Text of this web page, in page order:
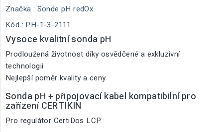
Značka : Sonde pH redOx
Kód : PH-1-3-2111
Vysoce kvalitní sonda pH
Prodloužená životnost díky osvědčené a exkluzivní
technologii
Nejlepší poměr kvality a ceny
Sonda pH + připojovací kabel kompatibilní pro
zařízení CERTIKIN
Pro regulátor CertiDos LCP